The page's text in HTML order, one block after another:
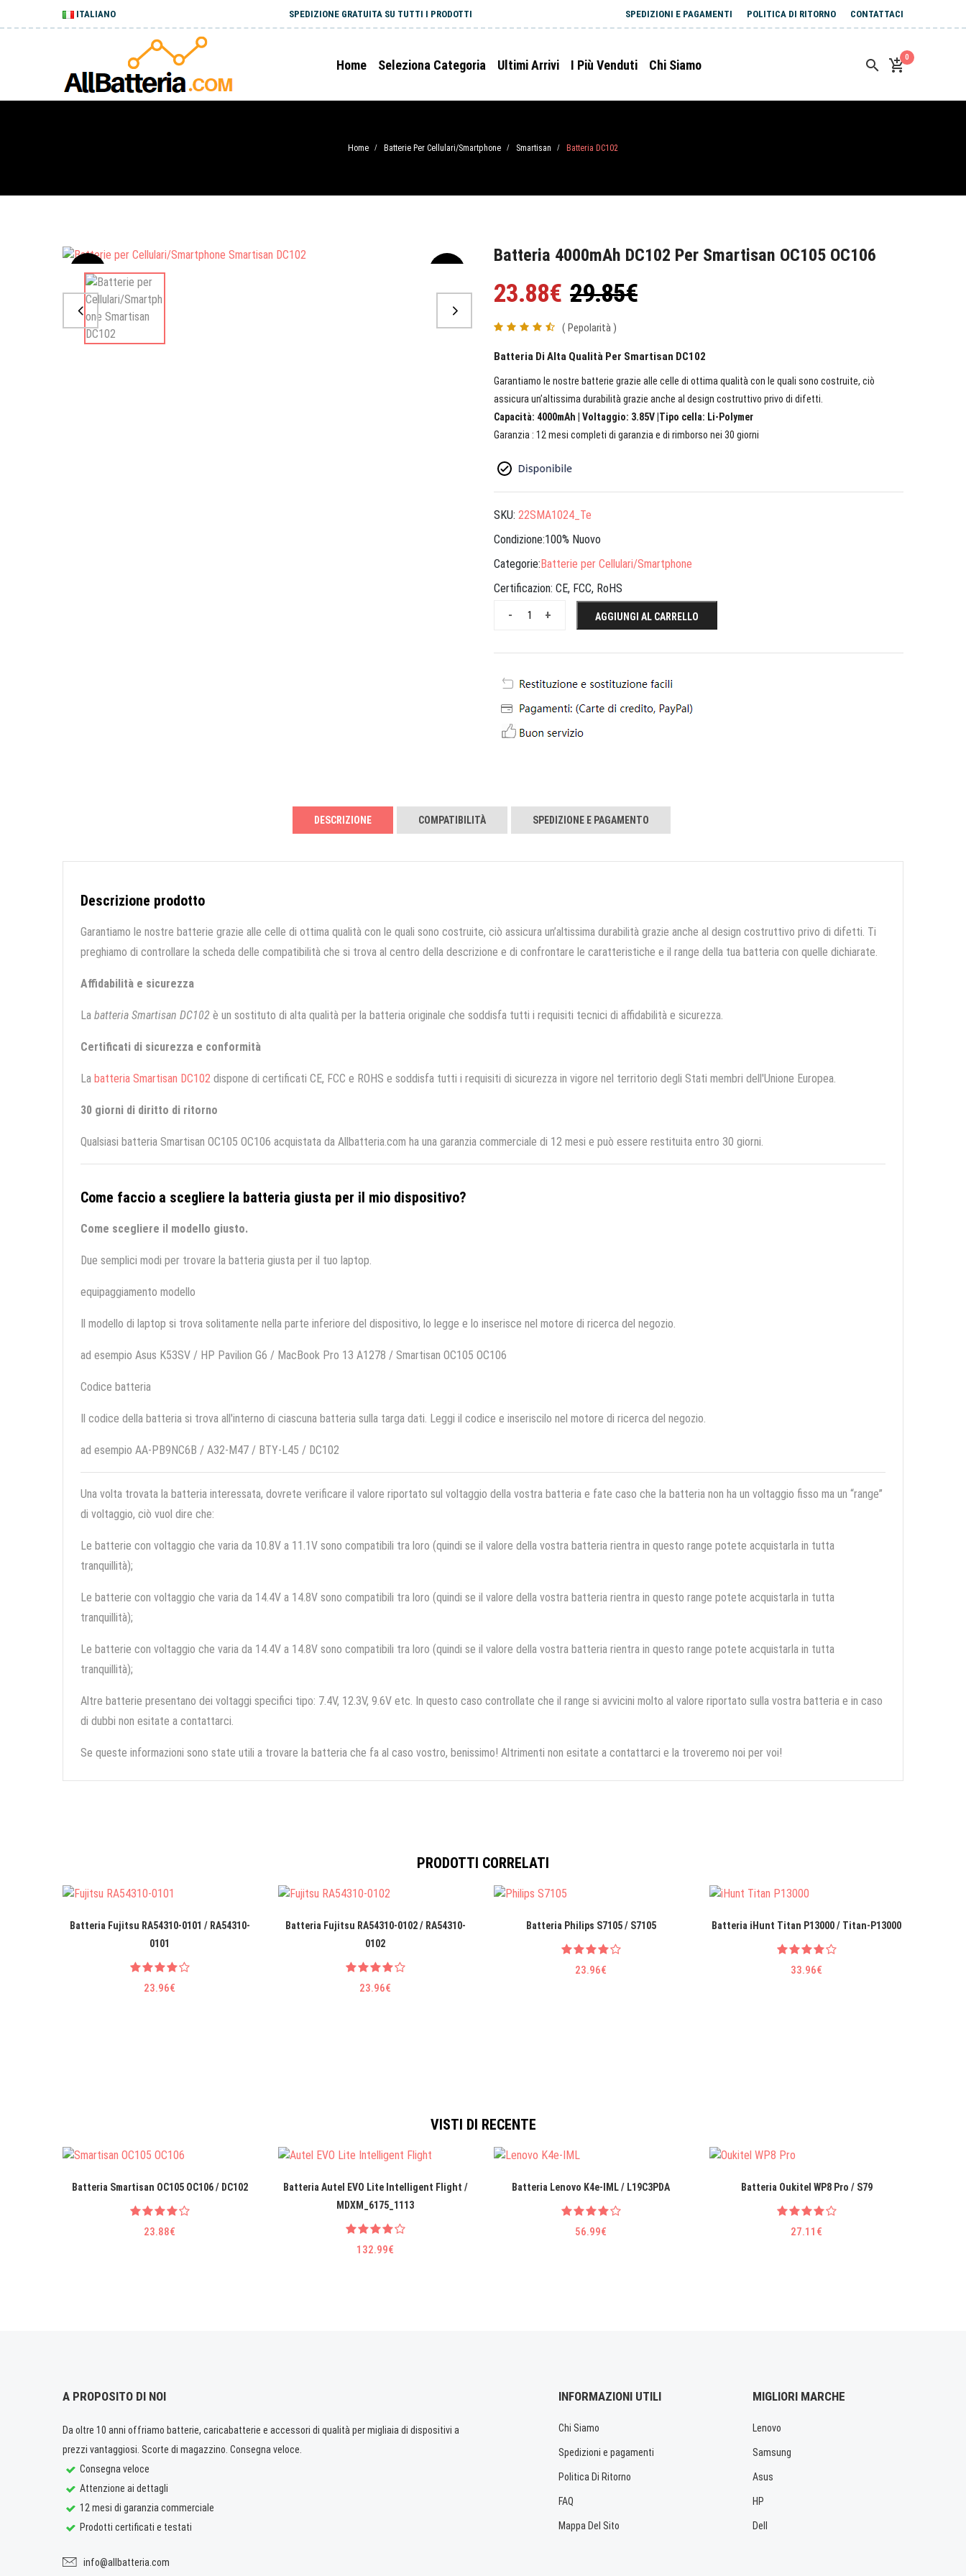
ITALIANO SPEDIZIONE GRATUITA SU TUTTI I PRODOTTI SPEDIZIONI E PAGAMENTI POLITICA DI RITORNO CONTATTACI
Home Seleziona Categoria Ultimi Arrivi I Più Venduti Chi Siamo
0
Home / Batterie Per Cellulari/Smartphone / Smartisan / Batteria DC102
Sale
Batteria 4000mAh DC102 Per Smartisan OC105 OC106
23.88€ 29.85€
( Pepolarità )
Batteria Di Alta Qualità Per Smartisan DC102
Garantiamo le nostre batterie grazie alle celle di ottima qualità con le quali sono costruite, ciò
assicura un’altissima durabilità grazie anche al design costruttivo privo di difetti.
Capacità: 4000mAh | Voltaggio: 3.85V |Tipo cella: Li-Polymer
Garanzia : 12 mesi completi di garanzia e di rimborso nei 30 giorni
SKU: 22SMA1024_Te
Condizione:100% Nuovo
Categorie:Batterie per Cellulari/Smartphone
Certificazion: CE, FCC, RoHS
+
- AGGIUNGI AL CARRELLO
DESCRIZIONE COMPATIBILITÀ SPEDIZIONE E PAGAMENTO
Descrizione prodotto
Garantiamo le nostre batterie grazie alle celle di ottima qualità con le quali sono costruite, ciò assicura un’altissima durabilità grazie anche al design costruttivo privo di difetti. Ti
preghiamo di controllare la scheda delle compatibilità che si trova al centro della descrizione e di confrontare le caratteristiche e il range della tua batteria con quelle dichiarate.
Affidabilità e sicurezza
La batteria Smartisan DC102 è un sostituto di alta qualità per la batteria originale che soddisfa tutti i requisiti tecnici di affidabilità e sicurezza.
Certificati di sicurezza e conformità
La batteria Smartisan DC102 dispone di certificati CE, FCC e ROHS e soddisfa tutti i requisiti di sicurezza in vigore nel territorio degli Stati membri dell'Unione Europea.
30 giorni di diritto di ritorno
Qualsiasi batteria Smartisan OC105 OC106 acquistata da Allbatteria.com ha una garanzia commerciale di 12 mesi e può essere restituita entro 30 giorni.
Come faccio a scegliere la batteria giusta per il mio dispositivo?
Come scegliere il modello giusto.
Due semplici modi per trovare la batteria giusta per il tuo laptop.
equipaggiamento modello
Il modello di laptop si trova solitamente nella parte inferiore del dispositivo, lo legge e lo inserisce nel motore di ricerca del negozio.
ad esempio Asus K53SV / HP Pavilion G6 / MacBook Pro 13 A1278 / Smartisan OC105 OC106
Codice batteria
Il codice della batteria si trova all'interno di ciascuna batteria sulla targa dati. Leggi il codice e inseriscilo nel motore di ricerca del negozio.
ad esempio AA-PB9NC6B / A32-M47 / BTY-L45 / DC102
Una volta trovata la batteria interessata, dovrete verificare il valore riportato sul voltaggio della vostra batteria e fate caso che la batteria non ha un voltaggio fisso ma un “range”
di voltaggio, ciò vuol dire che:
Le batterie con voltaggio che varia da 10.8V a 11.1V sono compatibili tra loro (quindi se il valore della vostra batteria rientra in questo range potete acquistarla in tutta
tranquillità);
Le batterie con voltaggio che varia da 14.4V a 14.8V sono compatibili tra loro (quindi se il valore della vostra batteria rientra in questo range potete acquistarla in tutta
tranquillità);
Le batterie con voltaggio che varia da 14.4V a 14.8V sono compatibili tra loro (quindi se il valore della vostra batteria rientra in questo range potete acquistarla in tutta
tranquillità);
Altre batterie presentano dei voltaggi specifici tipo: 7.4V, 12.3V, 9.6V etc. In questo caso controllate che il range si avvicini molto al valore riportato sulla vostra batteria e in caso
di dubbi non esitate a contattarci.
Se queste informazioni sono state utili a trovare la batteria che fa al caso vostro, benissimo! Altrimenti non esitate a contattarci e la troveremo noi per voi!
PRODOTTI CORRELATI
Batteria Fujitsu RA54310-0101 / RA54310-
0101
23.96€
Batteria Fujitsu RA54310-0102 / RA54310-
0102
23.96€
Batteria Philips S7105 / S7105
23.96€
Batteria iHunt Titan P13000 / Titan-P13000
33.96€
VISTI DI RECENTE
Batteria Smartisan OC105 OC106 / DC102
23.88€
Batteria Autel EVO Lite Intelligent Flight /
MDXM_6175_1113
132.99€
Batteria Lenovo K4e-IML / L19C3PDA
56.99€
Batteria Oukitel WP8 Pro / S79
27.11€
A PROPOSITO DI NOI
Da oltre 10 anni offriamo batterie, caricabatterie e accessori di qualità per migliaia di dispositivi a
prezzi vantaggiosi. Scorte di magazzino. Consegna veloce.
Consegna veloce
Attenzione ai dettagli
12 mesi di garanzia commerciale
Prodotti certificati e testati
info@allbatteria.com
INFORMAZIONI UTILI
Chi Siamo
Spedizioni e pagamenti
Politica Di Ritorno
FAQ
Mappa Del Sito
MIGLIORI MARCHE
Lenovo
Samsung
Asus
HP
Dell